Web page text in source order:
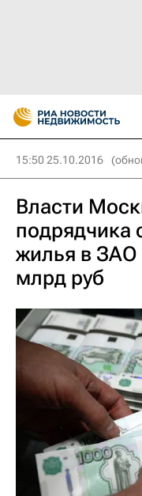
15:50 25.10.2016
Власти
подрядчика
жилья в
млрд руб